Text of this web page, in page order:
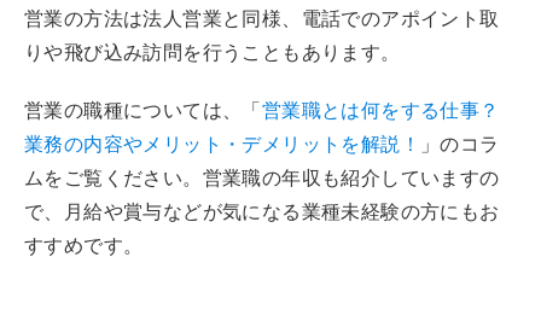
営業の方法は法人営業と同様、電話でのアポイント取
りや飛び込み訪問を行うこともあります。
営業の職種については、「営業職とは何をする仕事？
業務の内容やメリット・デメリットを解説！
」のコラ
ムをご覧ください。営業職の年収も紹介していますの
で、月給や賞与などが気になる業種未経験の方にもお
すすめです。